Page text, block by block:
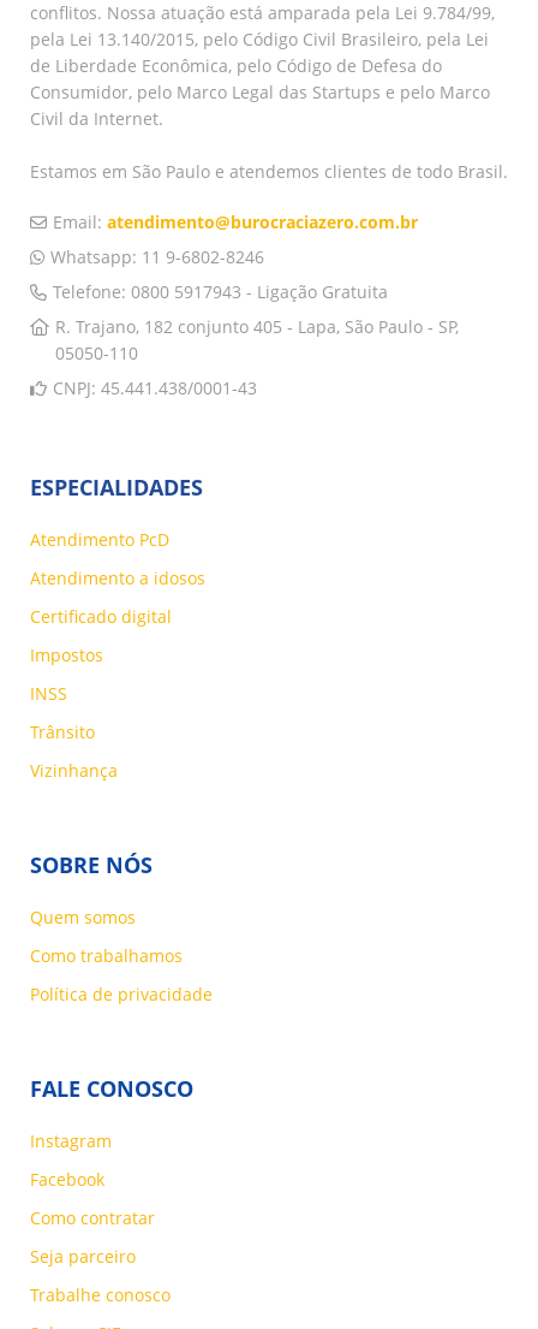
conflitos. Nossa atuação está amparada pela Lei 9.784/99,
pela Lei 13.140/2015, pelo Código Civil Brasileiro, pela Lei
de Liberdade Econômica, pelo Código de Defesa do
Consumidor, pelo Marco Legal das Startups e pelo Marco
Civil da Internet.
Estamos em São Paulo e atendemos clientes de todo Brasil.
Email: atendimento@burocraciazero.com.br
Whatsapp: 11 9-6802-8246
Telefone: 0800 5917943 - Ligação Gratuita
R. Trajano, 182 conjunto 405 - Lapa, São Paulo - SP,
05050-110
CNPJ: 45.441.438/0001-43
ESPECIALIDADES
Atendimento PcD
Atendimento a idosos
Certificado digital
Impostos
INSS
Trânsito
Vizinhança
SOBRE NÓS
Quem somos
Como trabalhamos
Política de privacidade
FALE CONOSCO
Instagram
Facebook
Como contratar
Seja parceiro
Trabalhe conosco